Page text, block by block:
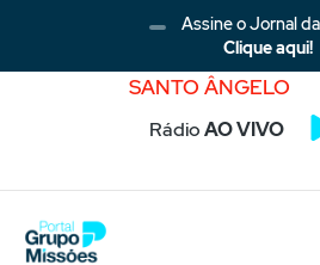
Assine o Jornal
Clique aqui!
SANTO ÂNGELO
RádioAO VIVO